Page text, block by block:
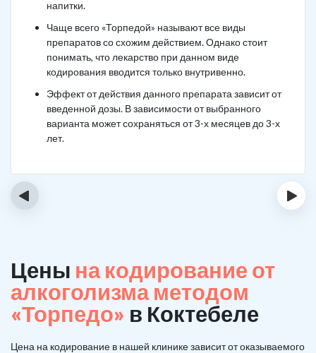
напитки.
Чаще всего «Торпедой» называют все виды
препаратов со схожим действием. Однако стоит
понимать, что лекарство при данном виде
кодирования вводится только внутривенно.
Эффект от действия данного препарата зависит от
введенной дозы. В зависимости от выбранного
варианта может сохраняться от 3-х месяцев до 3-х
лет.
‹ ›
Цены на кодирование от
алкоголизма методом
«Торпедо» в Коктебеле
Цена на кодирование в нашей клинике зависит от оказываемого